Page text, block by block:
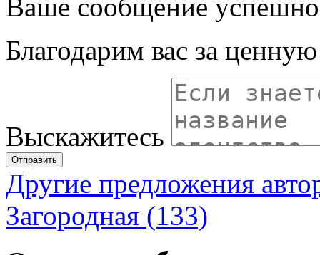
Ваше сообщение успешно
Благодарим вас за
Выскажитесь
Отправить
Другие предложения
Загородная (133)